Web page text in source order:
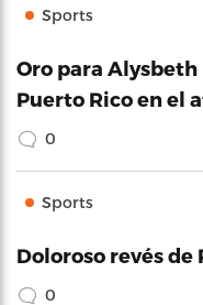
Sports
Oro para
Puerto Rico en el
0
Sports
Doloroso revés
0